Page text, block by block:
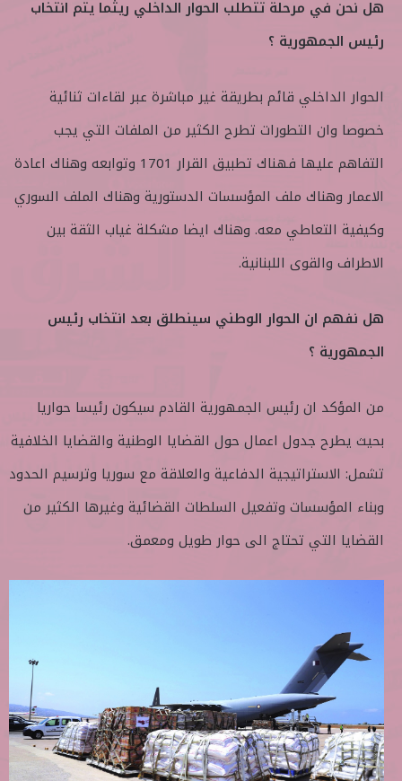
هل نحن في مرحلة تتطلب الحوار الداخلي ريثما يتم انتخاب
رئيس الجمهورية ؟
الحوار الداخلي قائم بطريقة غير مباشرة عبر لقاءات ثنائية
خصوصا وان التطورات تطرح الكثير من الملفات التي يجب
التفاهم عليها فهناك تطبيق القرار 1701 وتوابعه وهناك اعادة
الاعمار وهناك ملف المؤسسات الدستورية وهناك الملف السوري
وكيفية التعاطي معه. وهناك ايضا مشكلة غياب الثقة بين
الاطراف والقوى اللبنانية.
هل نفهم ان الحوار الوطني سينطلق بعد انتخاب رئيس
الجمهورية ؟
من المؤكد ان رئيس الجمهورية القادم سيكون رئيسا حواريا
بحيث يطرح جدول اعمال حول القضايا الوطنية والقضايا الخلافية
تشمل: الاستراتيجية الدفاعية والعلاقة مع سوريا وترسيم الحدود
وبناء المؤسسات وتفعيل السلطات القضائية وغيرها الكثير من
القضايا التي تحتاج الى حوار طويل ومعمق.